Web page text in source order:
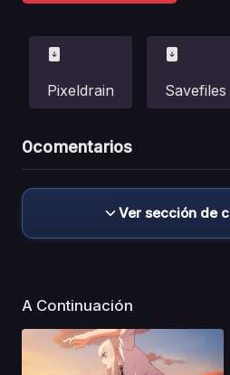
Pixeldrain Savefiles
0comentarios
Ver sección de
A Continuación